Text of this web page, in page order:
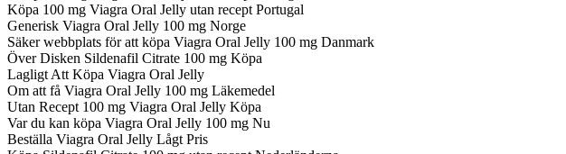
Köpa 100 mg Viagra Oral Jelly utan recept Portugal
Generisk Viagra Oral Jelly 100 mg Norge
Säker webbplats för att köpa Viagra Oral Jelly 100 mg Danmark
Över Disken Sildenafil Citrate 100 mg Köpa
Lagligt Att Köpa Viagra Oral Jelly
Om att få Viagra Oral Jelly 100 mg Läkemedel
Utan Recept 100 mg Viagra Oral Jelly Köpa
Var du kan köpa Viagra Oral Jelly 100 mg Nu
Beställa Viagra Oral Jelly Lågt Pris